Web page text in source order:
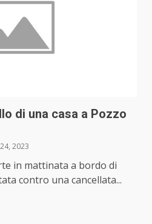
di una casa a Pozzo
2023
in mattinata a bordo di
contro una cancellata...